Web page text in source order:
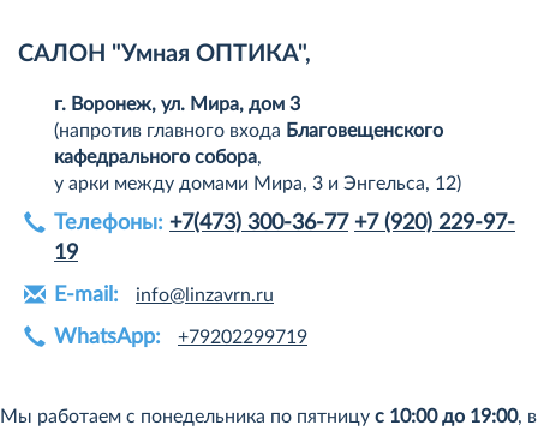
САЛОН "Умная ОПТИКА",
г. Воронеж, ул. Мира, дом 3
(напротив главного входа Благовещенского
кафедрального собора,
у арки между домами Мира, 3 и Энгельса, 12)
Телефоны: +7(473) 300-36-77 +7 (920) 229-97-
19
E-mail:
info@linzavrn.ru
WhatsApp: +79202299719
Мы работаем с понедельника по пятницу с 10:00 до 19:00, в